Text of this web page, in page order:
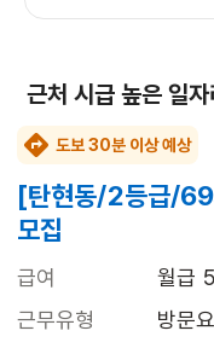
근처 시급 높은 일자
도보 30분 이상 예상
[탄현동/2등급/69
모집
급여
월급
근무유형
방문